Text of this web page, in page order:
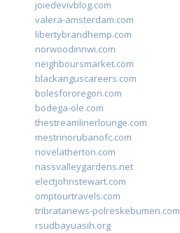
joiedevivblog.com
valera-amsterdam.com
libertybrandhemp.com
norwoodinnwi.com
neighboursmarket.com
blackanguscareers.com
bolesfororegon.com
bodega-ole.com
thestreamlinerlounge.com
mestrinorubanofc.com
novelatherton.com
nassvalleygardens.net
electjohnstewart.com
omptourtravels.com
tribratanews-polreskebumen.com
rsudbayuasih.org